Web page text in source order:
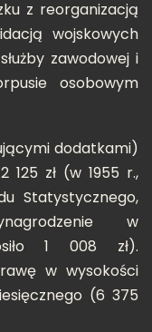
z reorganizacją
wojskowych
zawodowej i
osobowym
dodatkami)
125 zł (w 1955 r.,
Statystycznego,
w
1 008 zł).
w wysokości
(6 375